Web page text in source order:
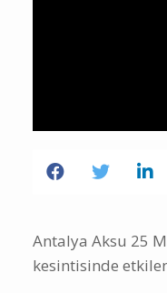
Antalya Aksu 25